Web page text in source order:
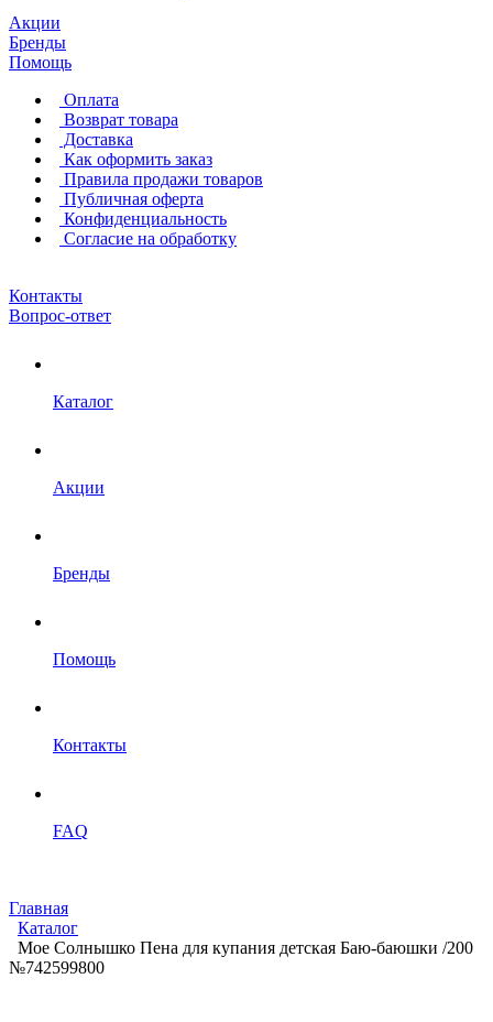
Акции
Бренды
Помощь
Оплата
Возврат товара
Доставка
Как оформить заказ
Правила продажи товаров
Публичная оферта
Конфиденциальность
Согласие на обработку
Контакты
Вопрос-ответ
Каталог
Акции
Бренды
Помощь
Контакты
FAQ
Главная
Каталог
Мое Cолнышко Пена для купания детская Баю-баюшки /200
№742599800